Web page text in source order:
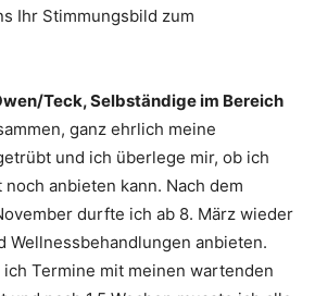
Ihr Stimmungsbild zum
Teck, Selbständige im Bereich
ganz ehrlich meine
und ich überlege mir, ob ich
anbieten kann. Nach dem
durfte ich ab 8. März wieder
Wellnessbehandlungen anbieten.
Termine mit meinen wartenden